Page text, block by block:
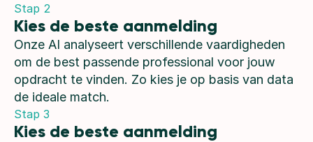
Stap 2
Kies de beste aanmelding
Onze AI analyseert verschillende vaardigheden
om de best passende professional voor jouw
opdracht te vinden. Zo kies je op basis van data
de ideale match.
Stap 3
Kies de beste aanmelding